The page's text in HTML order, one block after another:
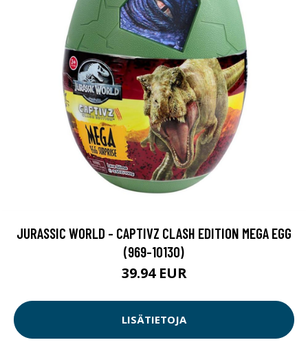
JURASSIC WORLD - CAPTIVZ CLASH EDITION MEGA EGG
(969-10130)
39.94 EUR
LISÄTIETOJA